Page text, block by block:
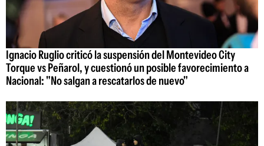
Ignacio Ruglio criticó la suspensión del Montevideo City
Torque vs Peñarol, y cuestionó un posible favorecimiento a
Nacional: "No salgan a rescatarlos de nuevo"